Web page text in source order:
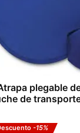
plegable
de
-15%